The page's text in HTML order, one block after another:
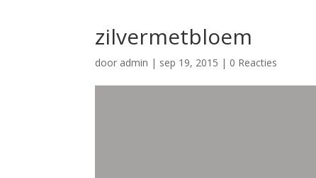
zilvermetbloem
door admin | sep 19, 2015 | 0 Reacties